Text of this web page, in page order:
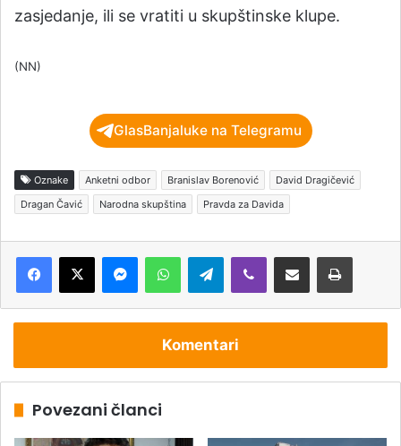
zasjedanje, ili se vratiti u skupštinske klupe.
(NN)
GlasBanjaluke na Telegramu
Oznake Anketni odbor Branislav Borenović
David Dragičević
Dragan Čavić
Narodna skupština Pravda za Davida
Telegram
Komentari
Povezani članci